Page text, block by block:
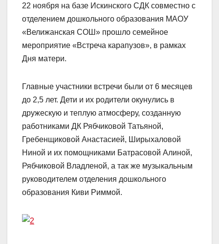
22 ноября на базе Искинского СДК совместно с
отделением дошкольного образования МАОУ
«Велижанская СОШ» прошло семейное
мероприятие «Встреча карапузов», в рамках
Дня матери.
Главные участники встречи были от 6 месяцев
до 2,5 лет. Дети и их родители окунулись в
дружескую и теплую атмосферу, созданную
работниками ДК Рябчиковой Татьяной,
Гребенщиковой Анастасией, Ширыхаловой
Ниной и их помощниками Батрасовой Алиной,
Рябчиковой Владленой, а так же музыкальным
руководителем отделения дошкольного
образования Киви Риммой.